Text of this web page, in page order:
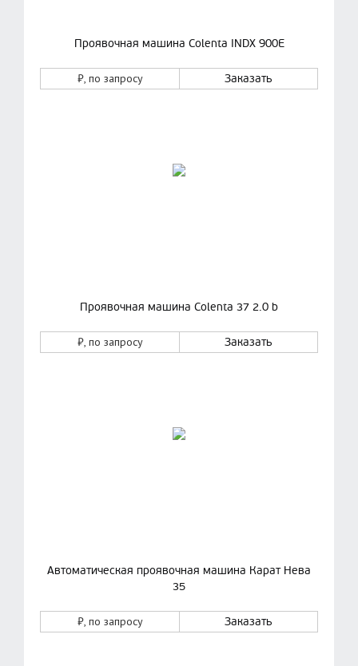
Проявочная машина Colenta INDX 900E
₽, по запросу Заказать
Проявочная машина Colenta 37 2.0 b
₽, по запросу Заказать
Автоматическая проявочная машина Карат Нева
35
₽, по запросу Заказать